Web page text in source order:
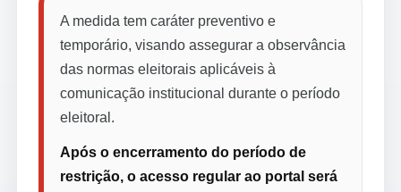
A medida tem caráter preventivo e
temporário, visando assegurar a observância
das normas eleitorais aplicáveis à
comunicação institucional durante o período
eleitoral.
Após o encerramento do período de
restrição, o acesso regular ao portal será